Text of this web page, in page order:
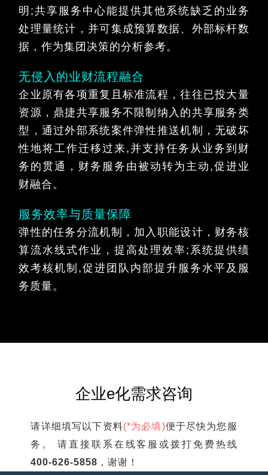
明;共享服务中心能提供其他系统缺乏的业务
处理量统计，并可集成预算数据、外部标杆数
据，作为集团决策的分析参考。
无侵入的业财流程融合
企业原有各项重复且标准流程，往往已投大量
资源，鼎捷共享服务不限制纳入的共享服务类
型，通过外部系统案件弹性推送机制，无破坏
性地将工作迁移过来,并支持任务从业务到财
务的贯通，财务服务由被动转为主动,促进业
财融合。
服务效率与质量保障
弹性的任务分流机制，加入职能设计，财务核
算流水线式作业，提高处理效率;系统提供绩
效考核机制,促进团队内部提升服务水平及服
务质量。
企业e化需求咨询
请详细填写以下资料(*为必填)便于尽快为您服
务。
请直接联系在线客服或拨打免费热线
400-626-5858 ，谢谢！